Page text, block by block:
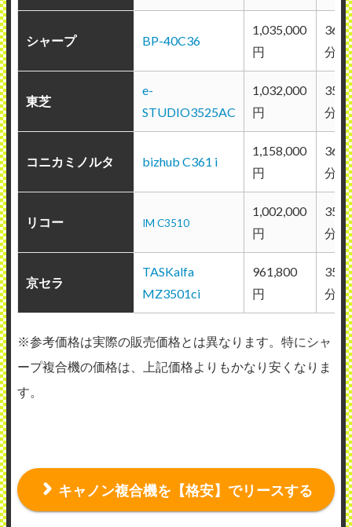
シャープ BP-40C36
1,035,000
円
36
分
東芝
e-
STUDIO3525AC
1,032,000
円
35
分
コニカミノルタ bizhub C361 i
1,158,000
円
36
分
リコー IM C3510
1,002,000
円
35
分
京セラ
TASKalfa
MZ3501ci
961,800
円
35
分
※参考価格は実際の販売価格とは異なります。特にシャ
ープ複合機の価格は、上記価格よりもかなり安くなりま
す。
キャノン複合機を【格安】でリースする